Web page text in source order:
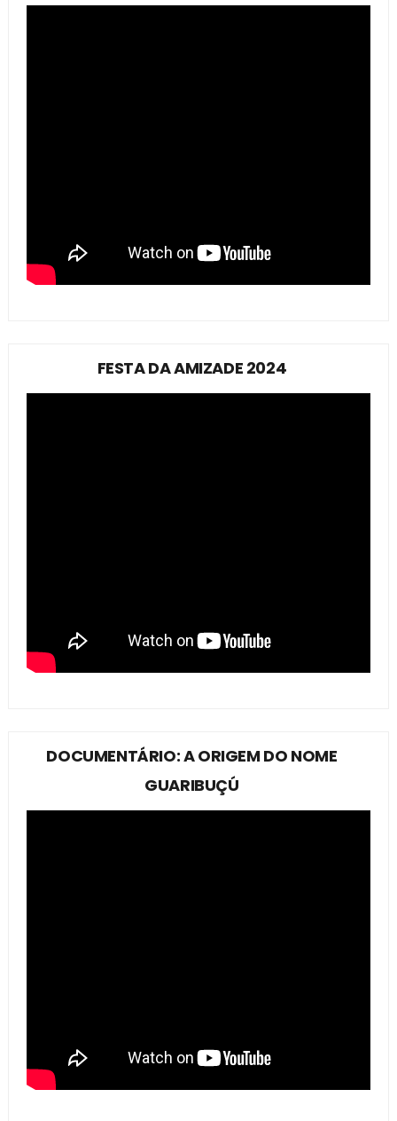
FESTA DA AMIZADE 2024
DOCUMENTÁRIO: A ORIGEM DO NOME
GUARIBUÇÚ